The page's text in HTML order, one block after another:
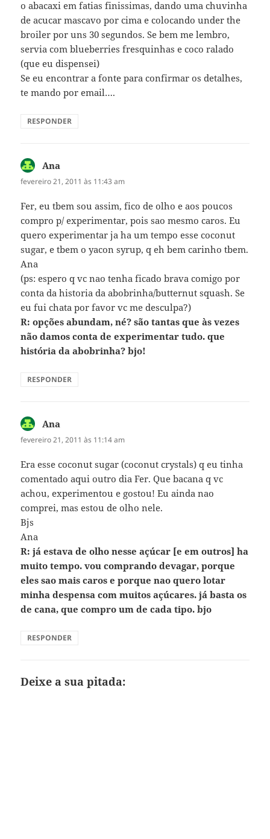
o abacaxi em fatias finissimas, dando uma chuvinha
de acucar mascavo por cima e colocando under the
broiler por uns 30 segundos. Se bem me lembro,
servia com blueberries fresquinhas e coco ralado
(que eu dispensei)
Se eu encontrar a fonte para confirmar os detalhes,
te mando por email….
RESPONDER
Ana
fevereiro 21, 2011 às 11:43 am
Fer, eu tbem sou assim, fico de olho e aos poucos
compro p/ experimentar, pois sao mesmo caros. Eu
quero experimentar ja ha um tempo esse coconut
sugar, e tbem o yacon syrup, q eh bem carinho tbem.
Ana
(ps: espero q vc nao tenha ficado brava comigo por
conta da historia da abobrinha/butternut squash. Se
eu fui chata por favor vc me desculpa?)
R: opções abundam, né? são tantas que às vezes
não damos conta de experimentar tudo. que
história da abobrinha? bjo!
RESPONDER
Ana
fevereiro 21, 2011 às 11:14 am
Era esse coconut sugar (coconut crystals) q eu tinha
comentado aqui outro dia Fer. Que bacana q vc
achou, experimentou e gostou! Eu ainda nao
comprei, mas estou de olho nele.
Bjs
Ana
R: já estava de olho nesse açúcar [e em outros] ha
muito tempo. vou comprando devagar, porque
eles sao mais caros e porque nao quero lotar
minha despensa com muitos açúcares. já basta os
de cana, que compro um de cada tipo. bjo
RESPONDER
Deixe a sua pitada: